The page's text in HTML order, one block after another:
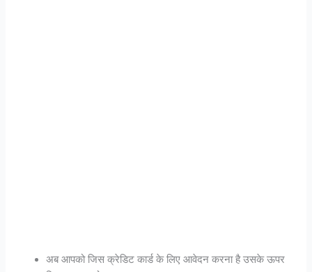
अब आपको जिस क्रेडिट कार्ड के लिए आवेदन करना है उसके ऊपर